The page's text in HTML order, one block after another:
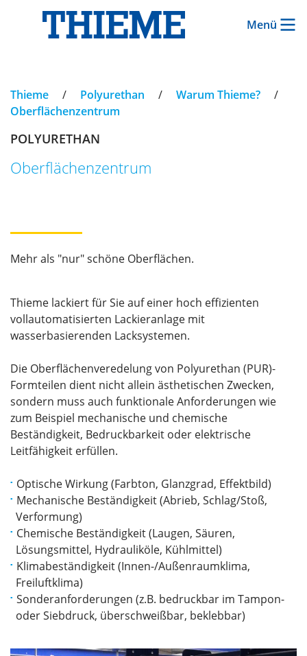
Menü
Thieme / Polyurethan / Warum Thieme?
/
Oberflächenzentrum
POLYURETHAN
Oberflächenzentrum
Mehr als "nur" schöne Oberflächen.
Thieme lackiert für Sie auf einer hoch effizienten
vollautomatisierten Lackieranlage mit
wasserbasierenden Lacksystemen.
Die Oberflächenveredelung von Polyurethan (PUR)-
Formteilen dient nicht allein ästhetischen Zwecken,
sondern muss auch funktionale Anforderungen wie
zum Beispiel mechanische und chemische
Beständigkeit, Bedruckbarkeit oder elektrische
Leitfähigkeit erfüllen.
Optische Wirkung (Farbton, Glanzgrad, Effektbild)
Mechanische Beständigkeit (Abrieb, Schlag/Stoß,
Verformung)
Chemische Beständigkeit (Laugen, Säuren,
Lösungsmittel, Hydrauliköle, Kühlmittel)
Klimabeständigkeit (Innen-/Außenraumklima,
Freiluftklima)
Sonderanforderungen (z.B. bedruckbar im Tampon-
oder Siebdruck, überschweißbar, beklebbar)